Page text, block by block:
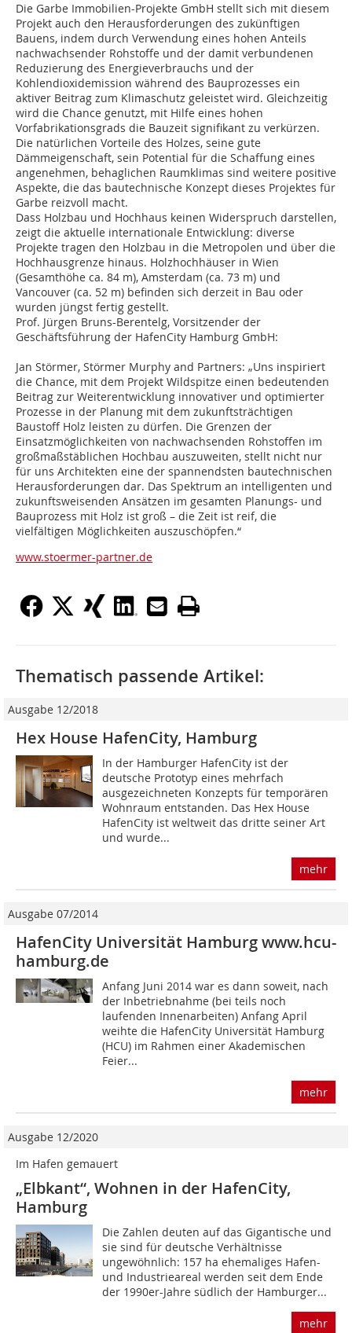
Die Garbe Immobilien-Projekte GmbH stellt sich mit diesem
Projekt auch den Herausforderungen des zukünftigen
Bauens, indem durch Verwendung eines hohen Anteils
nachwachsender Rohstoffe und der damit verbundenen
Reduzierung des Energieverbrauchs und der
Kohlendioxidemission während des Bauprozesses ein
aktiver Beitrag zum Klimaschutz geleistet wird. Gleichzeitig
wird die Chance genutzt, mit Hilfe eines hohen
Vorfabrikationsgrads die Bauzeit signifikant zu verkürzen.
Die natürlichen Vorteile des Holzes, seine gute
Dämmeigenschaft, sein Potential für die Schaffung eines
angenehmen, behaglichen Raumklimas sind weitere positive
Aspekte, die das bautechnische Konzept dieses Projektes für
Garbe reizvoll macht.
Dass Holzbau und Hochhaus keinen Widerspruch darstellen,
zeigt die aktuelle internationale Entwicklung: diverse
Projekte tragen den Holzbau in die Metropolen und über die
Hochhausgrenze hinaus. Holzhochhäuser in Wien
(Gesamthöhe ca. 84 m), Amsterdam (ca. 73 m) und
Vancouver (ca. 52 m) befinden sich derzeit in Bau oder
wurden jüngst fertig gestellt.
Prof. Jürgen Bruns-Berentelg, Vorsitzender der
Geschäftsführung der HafenCity Hamburg GmbH:
Jan Störmer, Störmer Murphy and Partners: „Uns inspiriert
die Chance, mit dem Projekt Wildspitze einen bedeutenden
Beitrag zur Weiterentwicklung innovativer und optimierter
Prozesse in der Planung mit dem zukunftsträchtigen
Baustoff Holz leisten zu dürfen. Die Grenzen der
Einsatzmöglichkeiten von nachwachsenden Rohstoffen im
großmaßstäblichen Hochbau auszuweiten, stellt nicht nur
für uns Architekten eine der spannendsten bautechnischen
Herausforderungen dar. Das Spektrum an intelligenten und
zukunftsweisenden Ansätzen im gesamten Planungs- und
Bauprozess mit Holz ist groß – die Zeit ist reif, die
vielfältigen Möglichkeiten auszuschöpfen.“
www.stoermer-partner.de
Thematisch passende Artikel:
Ausgabe 12/2018
Hex House HafenCity, Hamburg
In der Hamburger HafenCity ist der
deutsche Prototyp eines mehrfach
ausgezeichneten Konzepts für temporären
Wohnraum entstanden. Das Hex House
HafenCity ist weltweit das dritte seiner Art
und wurde...
mehr
Ausgabe 07/2014
HafenCity Universität Hamburg www.hcu-
hamburg.de
Anfang Juni 2014 war es dann soweit, nach
der Inbetriebnahme (bei teils noch
laufenden Innenarbeiten) Anfang April
weihte die HafenCity Universität Hamburg
(HCU) im Rahmen einer Akademischen
Feier...
mehr
Ausgabe 12/2020
Im Hafen gemauert
„Elbkant“, Wohnen in der HafenCity,
Hamburg
Die Zahlen deuten auf das Gigantische und
sie sind für deutsche Verhältnisse
ungewöhnlich: 157 ha ehemaliges Hafen-
und Industrieareal werden seit dem Ende
der 1990er-Jahre südlich der Hamburger...
mehr